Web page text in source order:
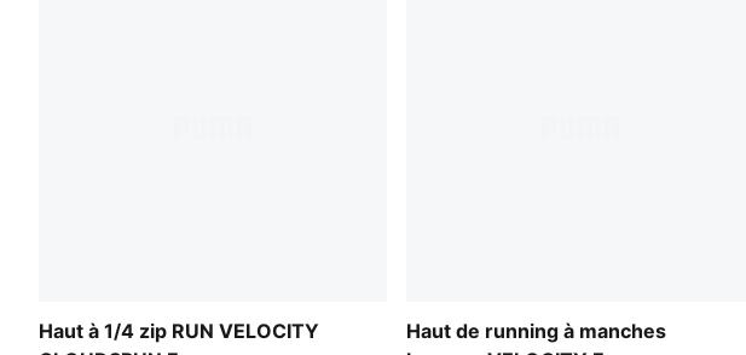
Haut à 1/4 zip RUN VELOCITY
Haut de running à manches